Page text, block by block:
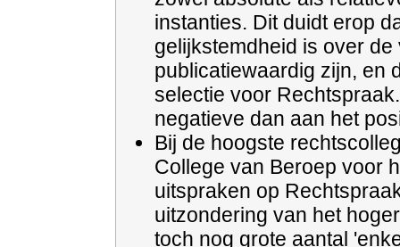
instanties. Dit duidt erop
gelijkstemdheid is over
publicatiewaardig zijn, en
selectie voor
negatieve dan aan het
Bij de hoogste
College van Beroep voor
uitspraken op
uitzondering van het
toch nog grote aantal